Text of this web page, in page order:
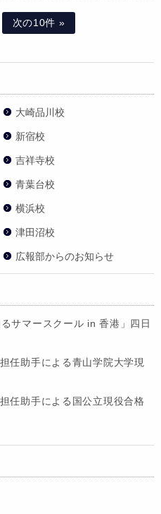
次の10件 »
大崎品川校
新宿校
吉祥寺校
青葉台校
横浜校
津田沼校
広報部からのお知らせ
サマースクール in 香港」四日
任助手による青山学院大学現
任助手による国公立現役合格